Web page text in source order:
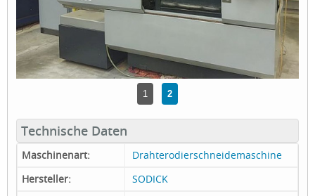
1 2
Technische Daten
Maschinenart:
Drahterodierschneidemaschine
Hersteller:
SODICK